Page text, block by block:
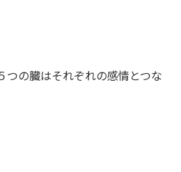
つの臓はそれぞれの感情とつな